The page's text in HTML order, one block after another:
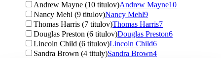
Andrew Mayne (10 titulov)Andrew Mayne10
Nancy Mehl (9 titulov)Nancy Mehl9
Thomas Harris (7 titulov)Thomas Harris7
Douglas Preston (6 titulov)Douglas Preston6
Lincoln Child (6 titulov)Lincoln Child6
Sandra Brown (4 tituly)Sandra Brown4